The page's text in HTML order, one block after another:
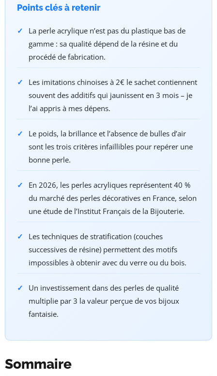
Points clés à retenir
La perle acrylique n’est pas du plastique bas de
gamme : sa qualité dépend de la résine et du
procédé de fabrication.
Les imitations chinoises à 2€ le sachet contiennent
souvent des additifs qui jaunissent en 3 mois – je
l’ai appris à mes dépens.
Le poids, la brillance et l’absence de bulles d’air
sont les trois critères infaillibles pour repérer une
bonne perle.
En 2026, les perles acryliques représentent 40 %
du marché des perles décoratives en France, selon
une étude de l’Institut Français de la Bijouterie.
Les techniques de stratification (couches
successives de résine) permettent des motifs
impossibles à obtenir avec du verre ou du bois.
Un investissement dans des perles de qualité
multiplie par 3 la valeur perçue de vos bijoux
fantaisie.
Sommaire